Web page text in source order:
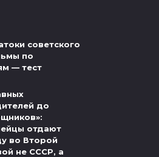
советского
по
— тест
до
отдают
во Второй
не СССР, а